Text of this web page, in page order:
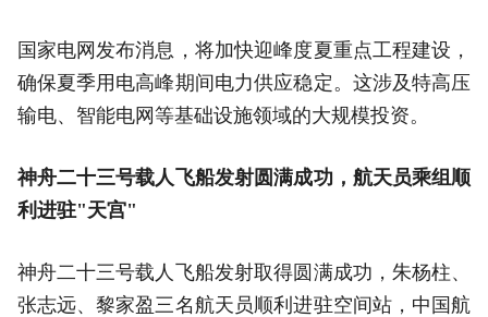
国家电网发布消息，将加快迎峰度夏重点工程建设，
确保夏季用电高峰期间电力供应稳定。这涉及特高压
输电、智能电网等基础设施领域的大规模投资。
神舟二十三号载人飞船发射圆满成功，航天员乘组顺
利进驻"天宫"
神舟二十三号载人飞船发射取得圆满成功，朱杨柱、
张志远、黎家盈三名航天员顺利进驻空间站，中国航